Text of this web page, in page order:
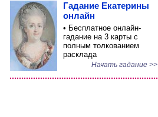
Гадание Екатерины
онлайн
• Бесплатное онлайн-
гадание на 3 карты с
полным толкованием
расклада
Начать гадание >>